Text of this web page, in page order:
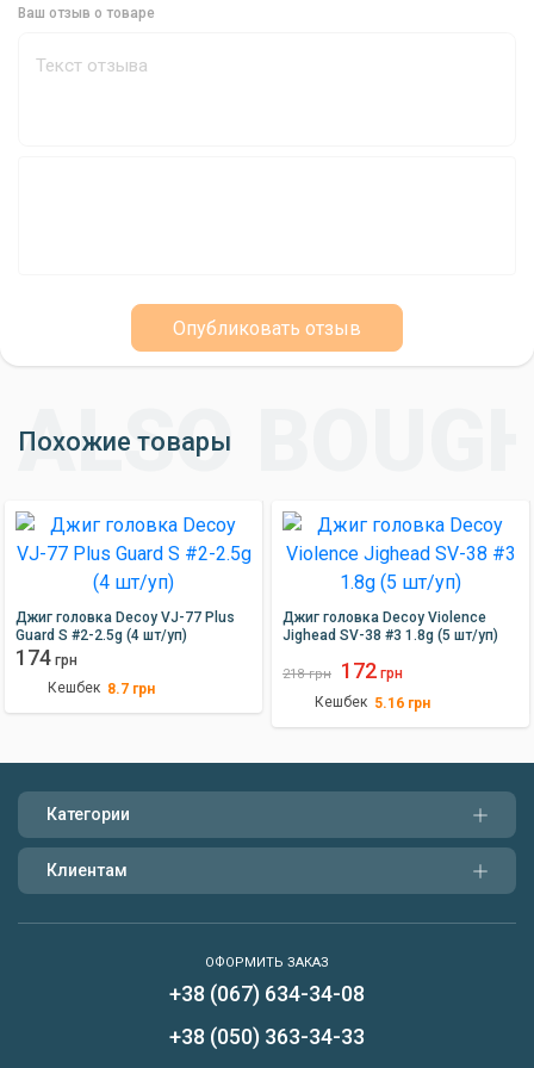
надежность и долговечность. Вы можете быть уверены, что
поймать много рыбы.
выбором. Ее уникальная форма, привлекательная траектория
движения приманки и большой размер крючка позволят вам
поймать больше рыбы, чем когда-либо прежде.
Ваш отзыв о товаре
Опубликовать отзыв
Похожие товары
Джиг головка Decoy VJ-77 Plus
Guard S #2-2.5g (4 шт/уп)
174 грн
Кешбек 8.7 грн
Джиг головка Decoy Violence
Jighead SV-38 #3 1.8g (5 шт/уп)
218 грн 172 грн
Кешбек 5.16 грн
Категории
Клиентам
ОФОРМИТЬ ЗАКАЗ
+38 (067) 634-34-08
+38 (050) 363-34-33